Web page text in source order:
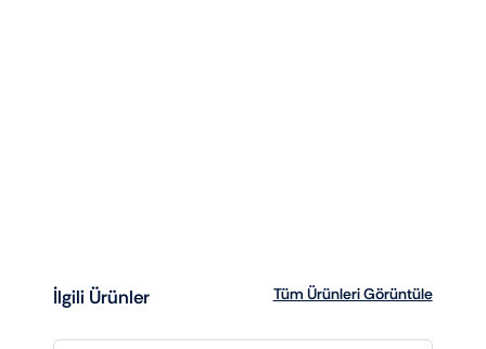
İlgili Ürünler Tüm Ürünleri Görüntüle